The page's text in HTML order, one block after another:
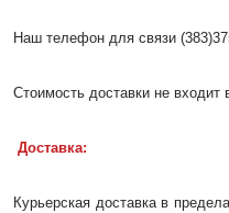
Наш телефон для связи
Стоимость доставки не входит
Доставка:
Курьерская доставка в